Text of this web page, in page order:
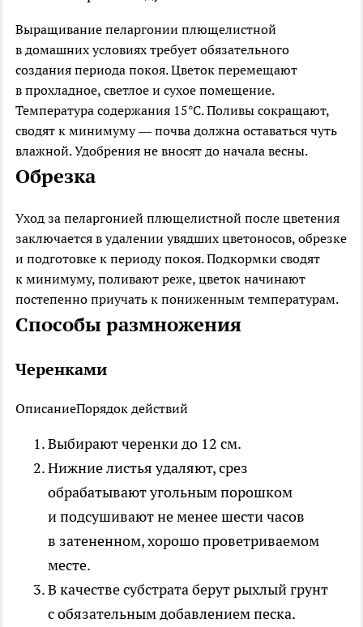
Выращивание пеларгонии плющелистной
в домашних условиях требует обязательного
создания периода покоя. Цветок перемещают
в прохладное, светлое и сухое помещение.
Температура содержания 15°С. Поливы сокращают,
сводят к минимуму — почва должна оставаться чуть
влажной. Удобрения не вносят до начала весны.
Обрезка
Уход за пеларгонией плющелистной после цветения
заключается в удалении увядших цветоносов, обрезке
и подготовке к периоду покоя. Подкормки сводят
к минимуму, поливают реже, цветок начинают
постепенно приучать к пониженным температурам.
Способы размножения
Черенками
ОписаниеПорядок действий
Выбирают черенки до 12 см.
Нижние листья удаляют, срез
обрабатывают угольным порошком
и подсушивают не менее шести часов
в затененном, хорошо проветриваемом
месте.
В качестве субстрата берут рыхлый грунт
с обязательным добавлением песка.